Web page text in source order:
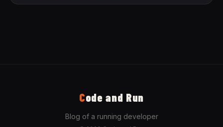
Code and Run
Blog of a running developer